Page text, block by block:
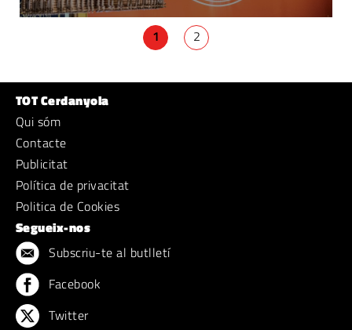
1 2
TOT Cerdanyola
Qui sóm
Contacte
Publicitat
Política de privacitat
Politica de Cookies
Segueix-nos
Subscriu-te al butlletí
Facebook
Twitter